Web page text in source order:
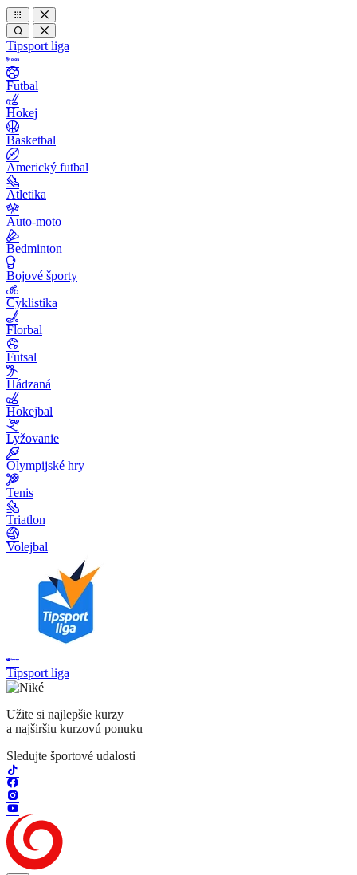
Tipsport liga
Futbal
Hokej
Basketbal
Americký futbal
Atletika
Auto-moto
Bedminton
Bojové športy
Cyklistika
Florbal
Futsal
Hádzaná
Hokejbal
Lyžovanie
Olympijské hry
Tenis
Triatlon
Volejbal
Tipsport liga
Užite si najlepšie kurzy
a najširšiu kurzovú ponuku
Sledujte športové udalosti